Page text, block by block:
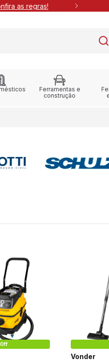
as regras!
Ferramentas e
construção
Vonder